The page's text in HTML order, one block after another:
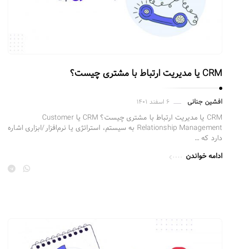
CRM یا مدیریت ارتباط با مشتری چیست؟
افشین جنانی ۶ اسفند ۱۴۰۱
CRM یا مدیریت ارتباط با مشتری چیست؟ CRM یا Customer
Relationship Management به سیستم، استراتژی یا نرم‌افزار/ابزاری اشاره
دارد که …
ادامه خواندن